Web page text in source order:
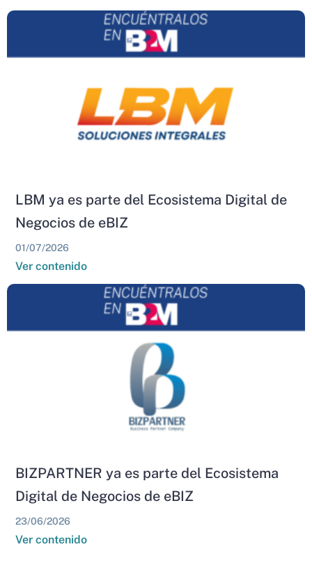
LBM ya es parte del Ecosistema Digital de
Negocios de eBIZ
01/07/2026
Ver contenido
BIZPARTNER ya es parte del Ecosistema
Digital de Negocios de eBIZ
23/06/2026
Ver contenido